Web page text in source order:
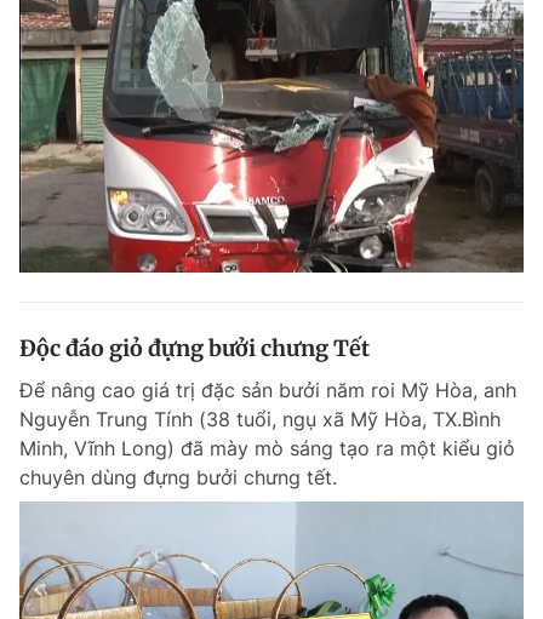
Độc đáo giỏ đựng bưởi chưng Tết
Để nâng cao giá trị đặc sản bưởi năm roi Mỹ Hòa, anh
Nguyễn Trung Tính (38 tuổi, ngụ xã Mỹ Hòa, TX.Bình
Minh, Vĩnh Long) đã mày mò sáng tạo ra một kiểu giỏ
chuyên dùng đựng bưởi chưng tết.